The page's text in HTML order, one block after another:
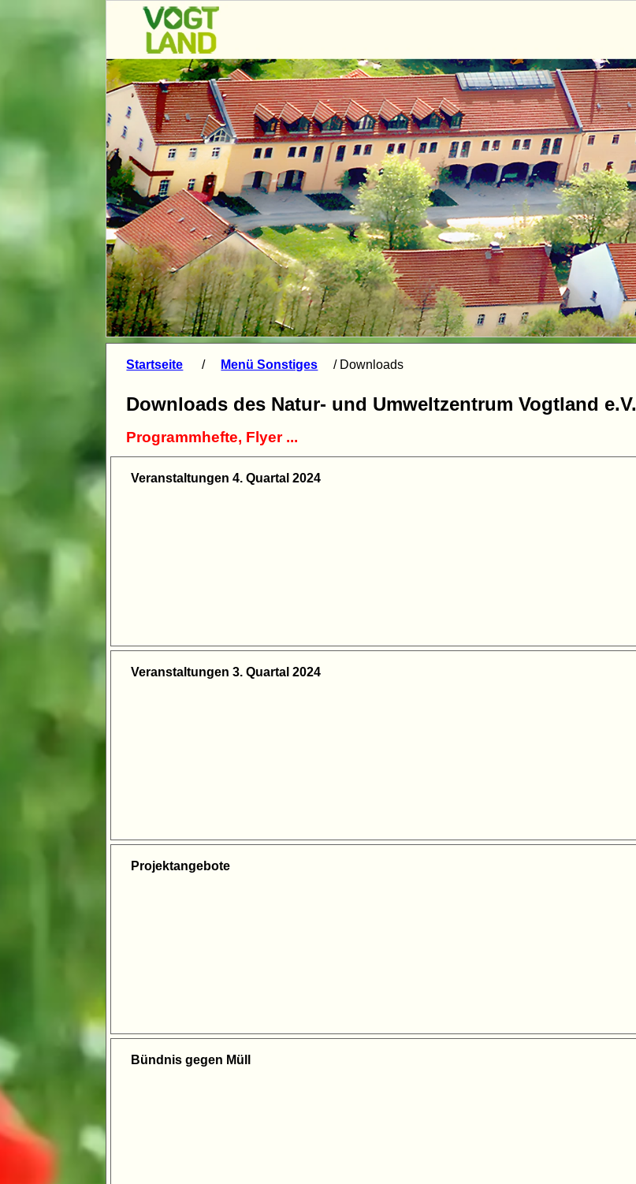
Startseite / Menü Sonstiges / Downloads
Downloads des Natur- und Umweltzentrum Vogtland e.V.
Programmhefte, Flyer ...
Veranstaltungen 4. Quartal 2024
Veranstaltungen 3. Quartal 2024
Projektangebote
Bündnis gegen Müll